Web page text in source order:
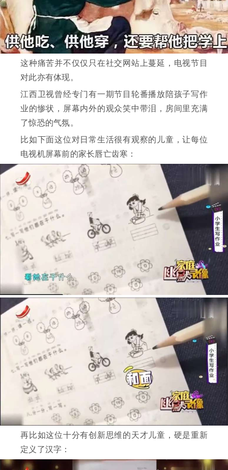
这种痛苦并不仅仅只在社交网站上蔓延，电视节目
对此亦有体现。
江西卫视曾经专门有一期节目轮番播放陪孩子写作
业的惨状，屏幕内外的观众笑中带泪，房间里充满
了惊恐的气氛。
比如下面这位对日常生活很有观察的儿童，让每位
电视机屏幕前的家长唇亡齿寒：
再比如这位十分有创新思维的天才儿童，硬是重新
定义了汉字：